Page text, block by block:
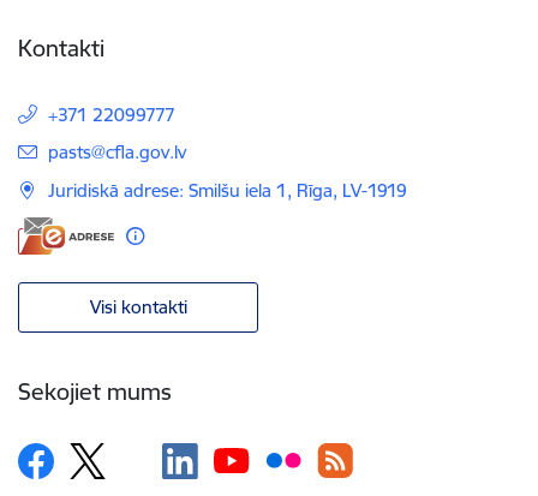
Kontakti
+371 22099777
E-pasts:
pasts@cfla.gov.lv
Juridiskā adrese: Smilšu iela 1, Rīga, LV-1919
Visi kontakti
Sekojiet mums